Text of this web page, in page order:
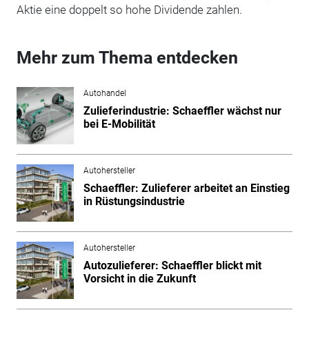
Aktie eine doppelt so hohe Dividende zahlen.
Mehr zum Thema entdecken
Autohandel
Zulieferindustrie: Schaeffler wächst nur
bei E-Mobilität
Autohersteller
Schaeffler: Zulieferer arbeitet an Einstieg
in Rüstungsindustrie
Autohersteller
Autozulieferer: Schaeffler blickt mit
Vorsicht in die Zukunft